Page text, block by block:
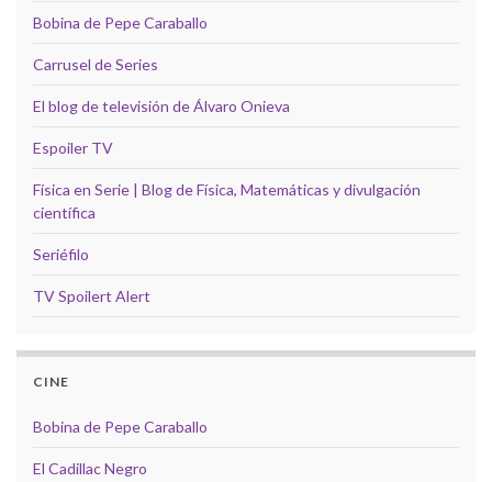
Bobina de Pepe Caraballo
Carrusel de Series
El blog de televisión de Álvaro Onieva
Espoiler TV
Física en Serie | Blog de Física, Matemáticas y divulgación
científica
Seriéfilo
TV Spoilert Alert
CINE
Bobina de Pepe Caraballo
El Cadillac Negro